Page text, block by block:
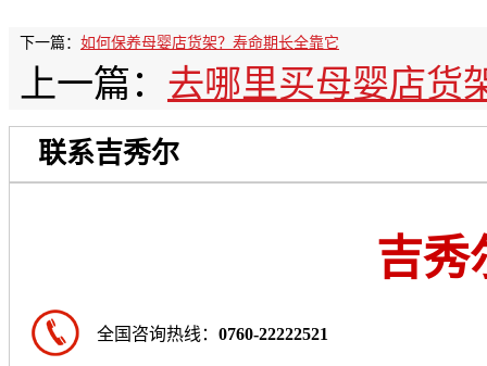
下一篇： 如何保养母婴店货架？寿命期长全靠它
上一篇： 去哪里买母婴店货
联系吉秀尔
吉秀
全国咨询热线： 0760-22222521